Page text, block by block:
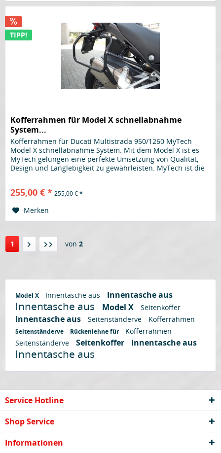
TIPP!
Kofferrahmen für Model X schnellabnahme
System...
Kofferrahmen für Ducati Multistrada 950/1260 MyTech
Model X schnellabnahme System. Mit dem Model X ist es
MyTech gelungen eine perfekte Umsetzung von Qualität,
Design und Langlebigkeit zu gewährleisten. MyTech ist die
255,00 € * 255,00 € *
Merken
1 von 2
Model X Innentasche aus Innentasche aus
Innentasche aus Model X Seitenkoffer
Innentasche aus Seitenständerve Kofferrahmen
Seitenständerve Rückenlehne für
Kofferrahmen
Seitenständerve
Seitenkoffer Innentasche aus
Innentasche aus
Service Hotline
Shop Service
Informationen